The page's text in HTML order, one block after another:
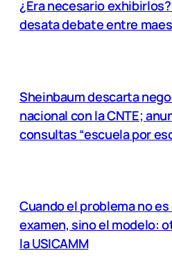
¿Era necesario exhibirlos?
desata debate entre
Sheinbaum descarta
nacional con la CNTE;
consultas “escuela por
Cuando el problema no es
examen, sino el modelo:
la USICAMM